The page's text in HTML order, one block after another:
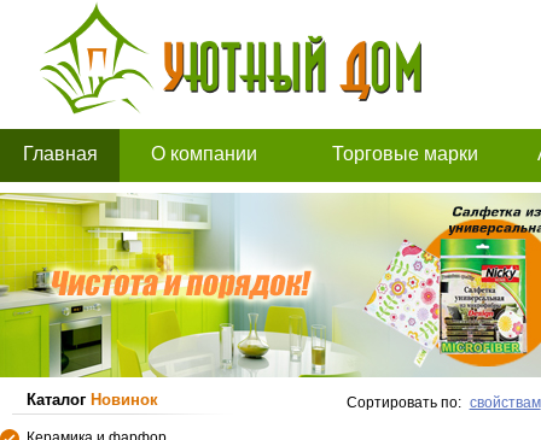
Главная О компании Торговые марки
Каталог Новинок Сортировать по: свойствам